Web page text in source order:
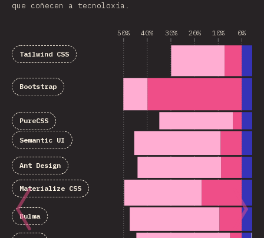
que coñecen a tecnoloxía.
50% 40% 30% 20% 10% 0%
Tailwind CSS
Bootstrap
PureCSS
Semantic UI
Ant Design
Materialize CSS
Bulma